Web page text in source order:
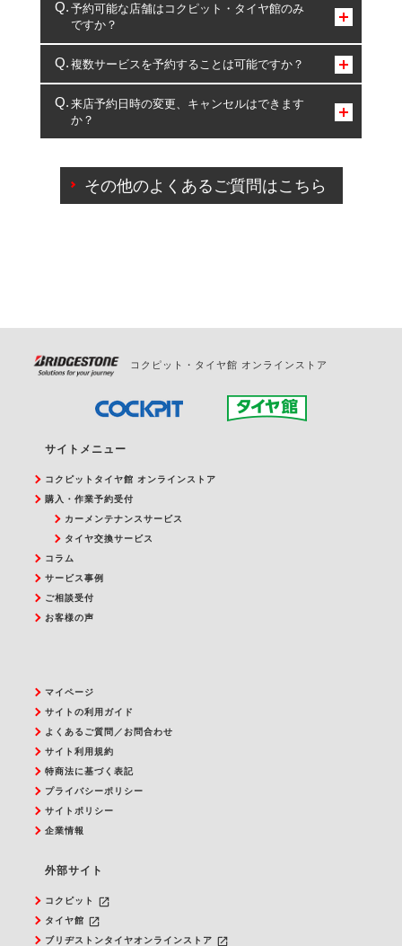
予約可能な店舗はコクピット・タイヤ館のみ
ですか？
コクピット・タイヤ館のみとなります。
複数サービスを予約することは可能ですか？
複数サービスのご予約は可能です。
一部の商品・サービスの組み合わせに限り、同時にご予約が
出来ないものもございます。
来店予約日時の変更、キャンセルはできます
か？
ご来店予約日の3営業日前を過ぎている場合のご予約
の日時変更につきましては、直接ご予約の店舗まで
その他のよくあるご質問はこちら
コクピット・タイヤ館 オンラインストア
サイトメニュー
コクピットタイヤ館 オンラインストア
購入・作業予約受付
カーメンテナンスサービス
タイヤ交換サービス
コラム
サービス事例
ご相談受付
お客様の声
マイページ
サイトの利用ガイド
よくあるご質問／お問合わせ
サイト利用規約
特商法に基づく表記
プライバシーポリシー
サイトポリシー
企業情報
外部サイト
コクピット launch
タイヤ館 launch
ブリヂストンタイヤオンラインストア launch